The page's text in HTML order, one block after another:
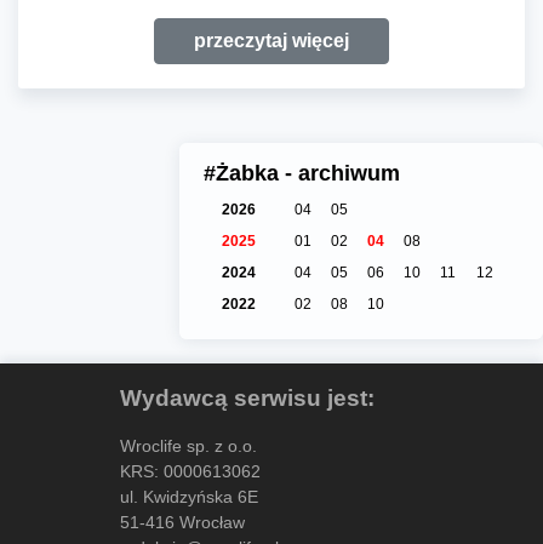
przeczytaj więcej
#Żabka - archiwum
2026 04
05
2025
01 02 04
08
2024
04 05 06 10 11
12
2022
02 08 10
Wydawcą serwisu jest:
Wroclife sp. z o.o.
KRS: 0000613062
ul. Kwidzyńska 6E
51-416 Wrocław